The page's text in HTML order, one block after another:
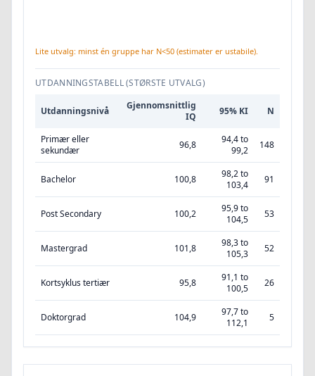
Lite utvalg: minst én gruppe har N<50 (estimater er ustabile).
UTDANNINGSTABELL (STØRSTE UTVALG)
Utdanningsnivå
Gjennomsnittlig
IQ
95% KI N
Primær eller
sekundær
96,8
94,4 to
99,2
148
Bachelor 100,8
98,2 to
103,4
91
Post Secondary 100,2
95,9 to
104,5
53
Mastergrad 101,8
98,3 to
105,3
52
Kortsyklus tertiær 95,8
91,1 to
100,5
26
Doktorgrad 104,9
97,7 to
112,1
5